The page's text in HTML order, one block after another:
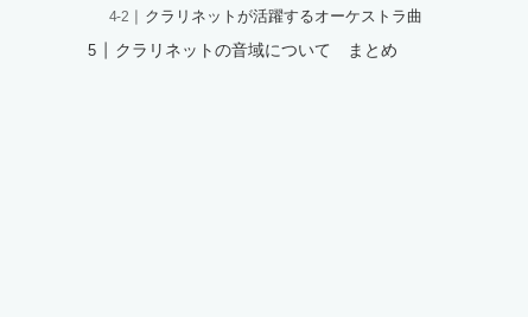
クラリネットが活躍するオーケストラ曲
クラリネットの音域について まとめ